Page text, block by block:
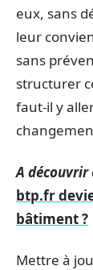
eux, sans
leur
sans
structurer
faut-il y
A découvrir
btp.fr
bâtiment ?
Mettre à